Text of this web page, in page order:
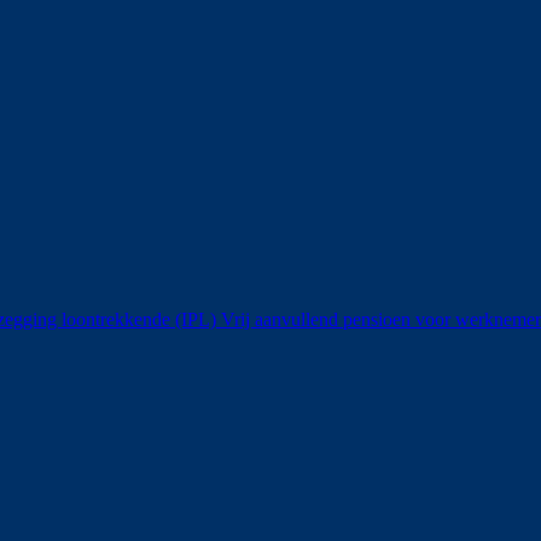
loontrekkende (IPL) Vrij aanvullend pensioen voor